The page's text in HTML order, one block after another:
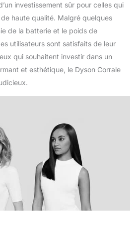
investissement sûr pour celles qui
haute qualité. Malgré quelques
de la batterie et le poids de
utilisateurs sont satisfaits de leur
qui souhaitent investir dans un
et esthétique, le Dyson Corrale